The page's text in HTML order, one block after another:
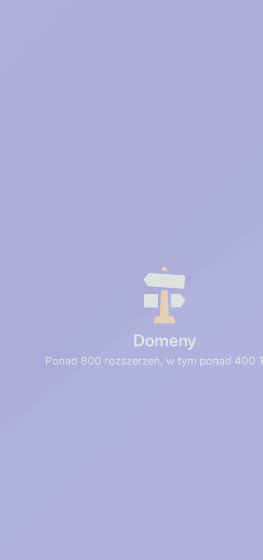
Domeny
Ponad 800 rozszerzeń, w tym ponad 400